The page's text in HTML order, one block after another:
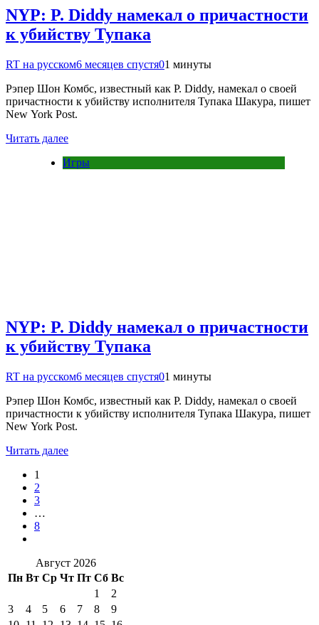
NYP: P. Diddy намекал о причастности
к убийству Тупака
RT на русском6 месяцев спустя01 минуты
Рэпер Шон Комбс, известный как P. Diddy, намекал о своей
причастности к убийству исполнителя Тупака Шакура, пишет
New York Post.
Читать далее
Игры
NYP: P. Diddy намекал о причастности
к убийству Тупака
RT на русском6 месяцев спустя01 минуты
Рэпер Шон Комбс, известный как P. Diddy, намекал о своей
причастности к убийству исполнителя Тупака Шакура, пишет
New York Post.
Читать далее
1
2
3
…
8
Август 2026
Пн Вт Ср Чт Пт Сб Вс
1
2
3
4 5 6 7 8
9